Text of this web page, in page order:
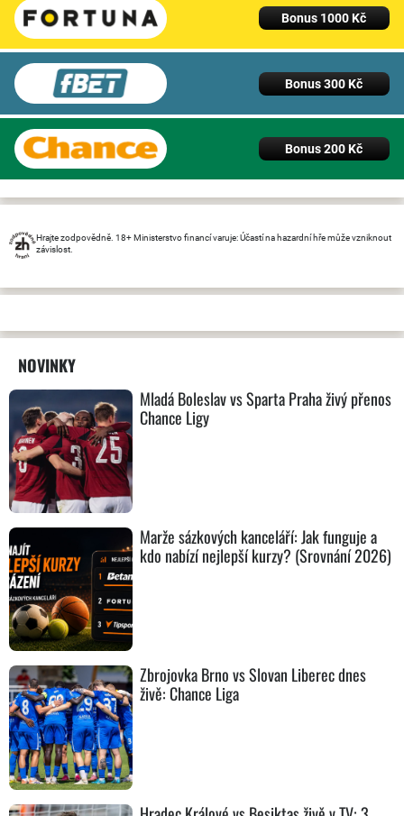
Bonus 1000 Kč
Bonus 300 Kč
Bonus 200 Kč
Hrajte zodpovědně. 18+ Ministerstvo financí varuje: Účastí na hazardní hře může vzniknout
závislost.
NOVINKY
Mladá Boleslav vs Sparta Praha živý přenos
Chance Ligy
Marže sázkových kanceláří: Jak funguje a
kdo nabízí nejlepší kurzy? (Srovnání 2026)
Zbrojovka Brno vs Slovan Liberec dnes
živě: Chance Liga